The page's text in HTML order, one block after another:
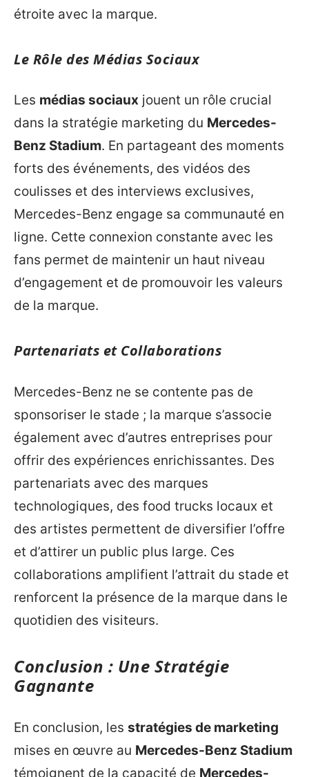
étroite avec la marque.
Le Rôle des Médias Sociaux
Les médias sociaux jouent un rôle crucial
dans la stratégie marketing du Mercedes-
Benz Stadium. En partageant des moments
forts des événements, des vidéos des
coulisses et des interviews exclusives,
Mercedes-Benz engage sa communauté en
ligne. Cette connexion constante avec les
fans permet de maintenir un haut niveau
d’engagement et de promouvoir les valeurs
de la marque.
Partenariats et Collaborations
Mercedes-Benz ne se contente pas de
sponsoriser le stade ; la marque s’associe
également avec d’autres entreprises pour
offrir des expériences enrichissantes. Des
partenariats avec des marques
technologiques, des food trucks locaux et
des artistes permettent de diversifier l’offre
et d’attirer un public plus large. Ces
collaborations amplifient l’attrait du stade et
renforcent la présence de la marque dans le
quotidien des visiteurs.
Conclusion : Une Stratégie
Gagnante
En conclusion, les stratégies de marketing
mises en œuvre au Mercedes-Benz Stadium
témoignent de la capacité de Mercedes-